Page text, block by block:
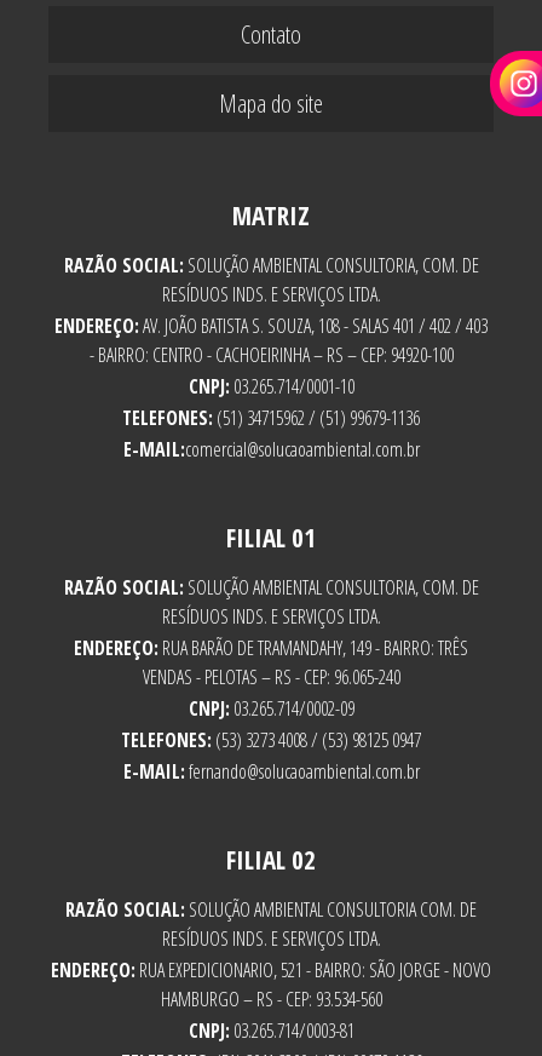
Contato
Mapa do site
MATRIZ
RAZÃO SOCIAL: SOLUÇÃO AMBIENTAL CONSULTORIA, COM. DE
RESÍDUOS INDS. E SERVIÇOS LTDA.
ENDEREÇO:AV. JOÃO BATISTA S. SOUZA, 108 - SALAS 401 / 402 / 403
- BAIRRO: CENTRO - CACHOEIRINHA – RS – CEP: 94920-100
CNPJ: 03.265.714/0001-10
TELEFONES: (51) 34715962 / (51) 99679-1136
E-MAIL:comercial@solucaoambiental.com.br
FILIAL 01
RAZÃO SOCIAL: SOLUÇÃO AMBIENTAL CONSULTORIA, COM. DE
RESÍDUOS INDS. E SERVIÇOS LTDA.
ENDEREÇO: RUA BARÃO DE TRAMANDAHY, 149 - BAIRRO: TRÊS
VENDAS - PELOTAS – RS - CEP: 96.065-240
CNPJ: 03.265.714/0002-09
TELEFONES: (53) 3273 4008 / (53) 98125 0947
E-MAIL:fernando@solucaoambiental.com.br
FILIAL 02
RAZÃO SOCIAL: SOLUÇÃO AMBIENTAL CONSULTORIA COM. DE
RESÍDUOS INDS. E SERVIÇOS LTDA.
ENDEREÇO: RUA EXPEDICIONARIO, 521 - BAIRRO: SÃO JORGE - NOVO
HAMBURGO – RS - CEP: 93.534-560
CNPJ: 03.265.714/0003-81